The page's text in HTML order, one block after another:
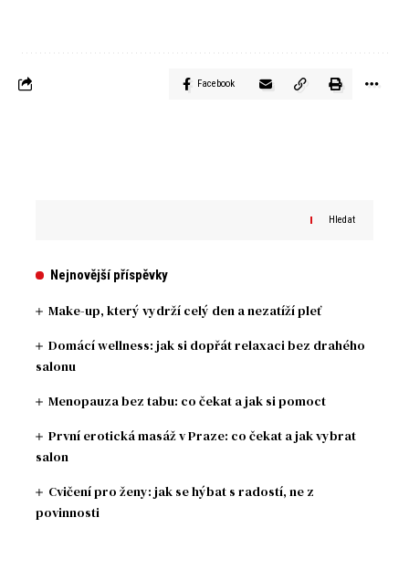
Facebook
Hledat
Nejnovější příspěvky
Make-up, který vydrží celý den a nezatíží pleť
Domácí wellness: jak si dopřát relaxaci bez drahého
salonu
Menopauza bez tabu: co čekat a jak si pomoct
První erotická masáž v Praze: co čekat a jak vybrat
salon
Cvičení pro ženy: jak se hýbat s radostí, ne z
povinnosti